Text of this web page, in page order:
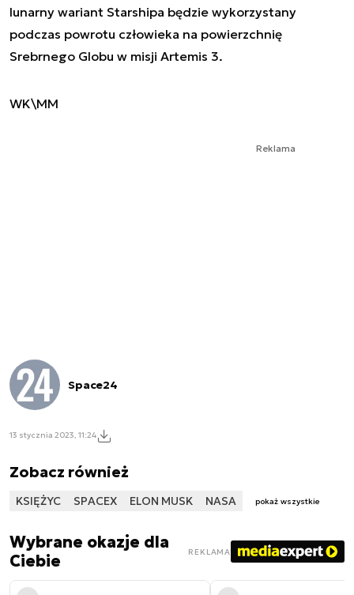
lunarny wariant Starshipa będzie wykorzystany
podczas powrotu człowieka na powierzchnię
Srebrnego Globu w misji Artemis 3.
WK\MM
Reklama
Space24
13 stycznia 2023, 11:24
Zobacz również
KSIĘŻYC SPACEX ELON MUSK NASA pokaż wszystkie
Wybrane okazje dla
Ciebie
REKLAMA